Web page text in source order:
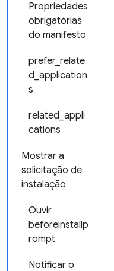
Propriedades
obrigatórias
do manifesto
prefer_relate
d_application
s
related_appli
cations
Mostrar a
solicitação de
instalação
Ouvir
beforeinstallp
rompt
Notificar o